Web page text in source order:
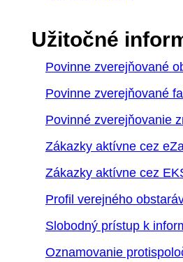
Užitočné
Povinne zverejňované
Povinne zverejňované
Povinné zverejňovanie
Zákazky aktívne cez
Zákazky aktívne cez
Profil verejného
Slobodný prístup k
Oznamovanie